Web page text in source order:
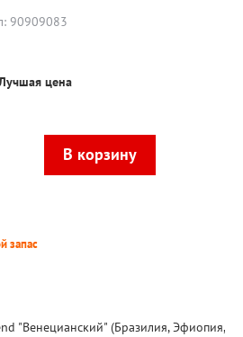
90909083
цена
запас
"Венецианский" (Бразилия, Эфиопия,